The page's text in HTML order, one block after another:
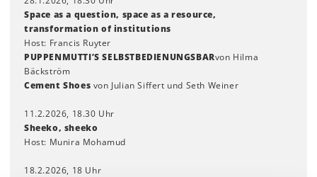
Space as a question, space as a resource,
transformation of institutions
Host: Francis Ruyter
PUPPENMUTTI’S SELBSTBEDIENUNGSBARvon Hilma
Bäckström
Cement Shoes von Julian Siffert und Seth Weiner
11.2.2026, 18.30 Uhr
Sheeko, sheeko
Host: Munira Mohamud
18.2.2026, 18 Uhr